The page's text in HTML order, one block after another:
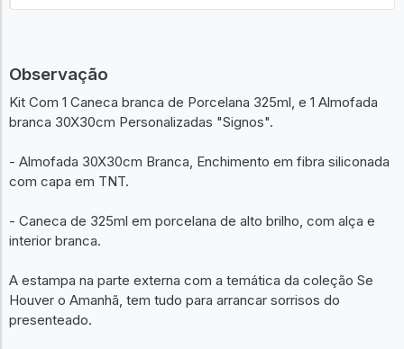
Observação
Kit Com 1 Caneca branca de Porcelana 325ml, e 1 Almofada
branca 30X30cm Personalizadas "Signos".
- Almofada 30X30cm Branca, Enchimento em fibra siliconada
com capa em TNT.
- Caneca de 325ml em porcelana de alto brilho, com alça e
interior branca.
A estampa na parte externa com a temática da coleção Se
Houver o Amanhã, tem tudo para arrancar sorrisos do
presenteado.